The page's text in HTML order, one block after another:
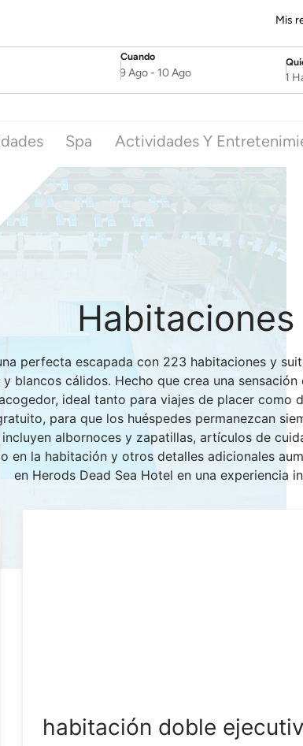
Mis
Cuando
SelectDate
9 Ago- 10 Ago 1
Spa Actividades Y
Habitaciones
perfecta escapada con 223 habitaciones y
blancos cálidos. Hecho que crea una
ideal tanto para viajes de placer como
para que los huéspedes permanezcan
albornoces y zapatillas, artículos de
en la habitación y otros detalles adicionales
en Herods Dead Sea Hotel en una experiencia
habitación doble